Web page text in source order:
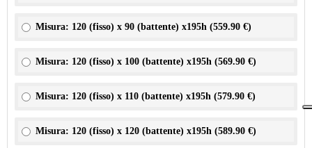
Misura: 120 (fisso) x 90 (battente) x195h (559.90 €)
Misura: 120 (fisso) x 100 (battente) x195h (569.90 €)
Misura: 120 (fisso) x 110 (battente) x195h (579.90 €)
Misura: 120 (fisso) x 120 (battente) x195h (589.90 €)